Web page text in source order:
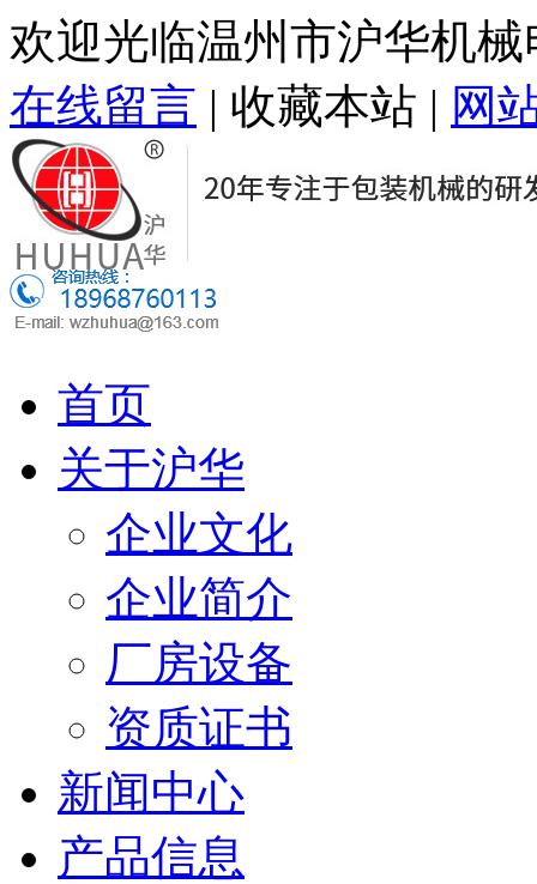
欢迎光临温州市沪华机
在线留言 | 收藏本站 | 网
首页
关于沪华
企业文化
企业简介
厂房设备
资质证书
新闻中心
产品信息